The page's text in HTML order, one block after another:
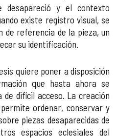
desapareció y el contexto
existe registro visual, se
de referencia de la pieza, un
su identificación.
quiere poner a disposición
que hasta ahora se
difícil acceso. La creación
ordenar, conservar y
piezas desaparecidas de
espacios eclesiales del